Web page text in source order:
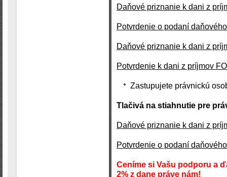
Daňové priznanie k dani z
Potvrdenie o podaní
Daňové priznanie k dani z
Potvrdenie k dani z príjmov
Zastupujete právnickú
Tlačivá na stiahnutie pre
Daňové priznanie k dani z
Potvrdenie o podaní
Ceníme si Vašu podporu a
2% z dane práve nám!